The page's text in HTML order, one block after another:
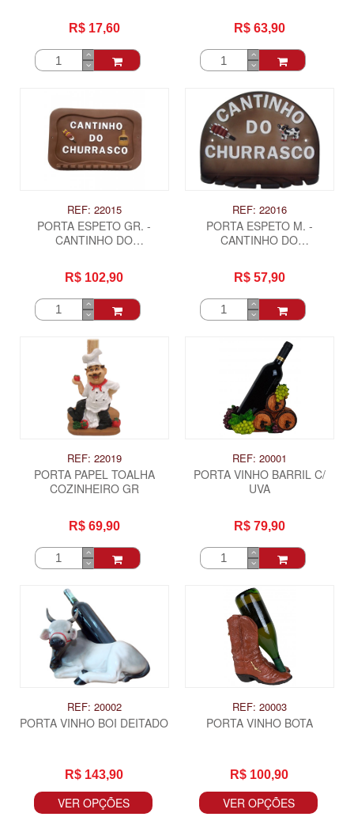
R$ 17,60 R$ 63,90
REF: 22015
PORTA ESPETO GR. -
CANTINHO DO
R$ 102,90
REF: 22016
PORTA ESPETO M. -
CANTINHO DO
R$ 57,90
REF: 22019
PORTA PAPEL TOALHA
COZINHEIRO GR
R$ 69,90
REF: 20001
PORTA VINHO BARRIL C/
UVA
R$ 79,90
REF: 20002
PORTA VINHO BOI DEITADO
R$ 143,90
VER OPÇÕES
REF: 20003
PORTA VINHO BOTA
R$ 100,90
VER OPÇÕES